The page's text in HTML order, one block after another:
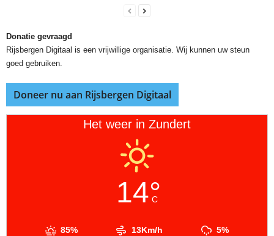
Donatie gevraagd
Rijsbergen Digitaal is een vrijwillige organisatie. Wij kunnen uw steun
goed gebruiken.
Doneer nu aan Rijsbergen Digitaal
Het weer in Zundert
14°
C
85% 13Km/h 5%